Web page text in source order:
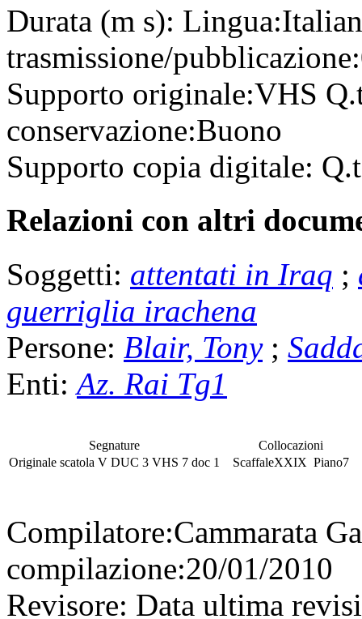
Durata (m s): Lingua:
trasmissione/pubblicazione:
Supporto originale:VHS
conservazione:Buono
Supporto copia digitale:
Relazioni con altri
Soggetti: attentati in Iraq ;
guerriglia irachena
Persone: Blair, Tony;
Enti: Az. Rai Tg1
Segnature
Originale scatola V DUC 3 VHS 7 doc 1
Collocazioni
ScaffaleXXIX Piano7
Compilatore:Cammarata
compilazione:20/01/2010
Revisore: Data ultima